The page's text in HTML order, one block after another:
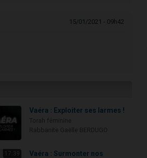
15/01/2021 - 09h42
Vaéra : Exploiter ses larmes !
17:39
Vaéra : Surmonter nos